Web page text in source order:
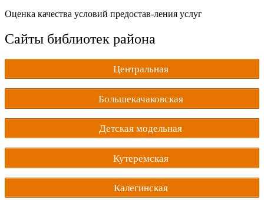
Оценка качества условий предостав-ления услуг
Сайты библиотек района
Центральная
Большекачаковская
Детская модельная
Кутеремская
Калегинская